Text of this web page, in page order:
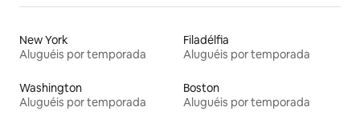
New York
Aluguéis por temporada
Filadélfia
Aluguéis por temporada
Washington
Aluguéis por temporada
Boston
Aluguéis por temporada